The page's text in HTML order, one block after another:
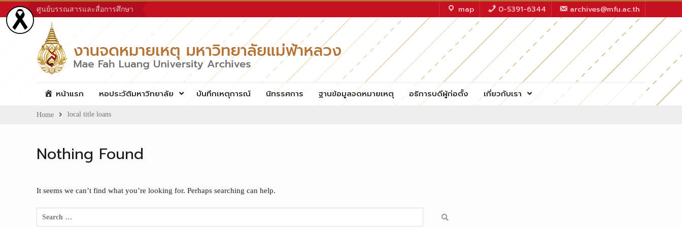
to
content
ศูนย์บรรณสารและสื่อการศึกษา map 0-5391-6344 archives@mfu.ac.th
หน้าแรก หอประวัติมหาวิทยาลัย บันทึกเหตุการณ์ นิทรรศการ ฐานข้อมูลจดหมายเหตุ อธิการบดีผู้ก่อตั้ง เกี่ยวกับเรา
Home local title loans
Nothing Found
It seems we can’t find what you’re looking for. Perhaps searching can help.
Search
for: